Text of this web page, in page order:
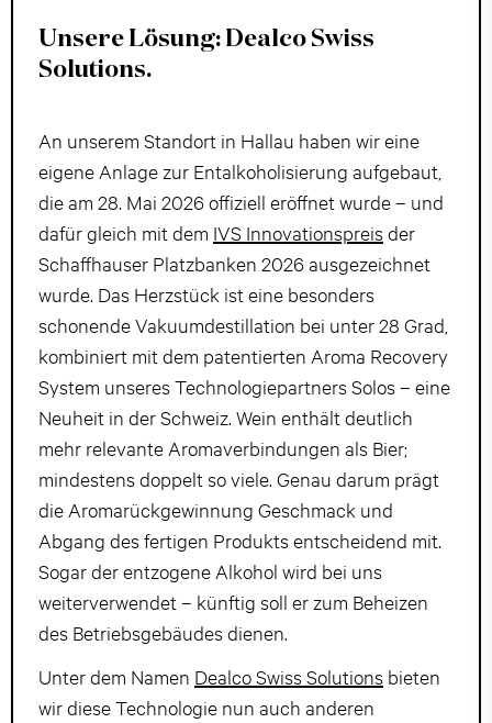
Unsere Lösung: Dealco Swiss
Solutions.
An unserem Standort in Hallau haben wir eine
eigene Anlage zur Entalkoholisierung aufgebaut,
die am 28. Mai 2026 offiziell eröffnet wurde – und
dafür gleich mit dem IVS Innovationspreisder
Schaffhauser Platzbanken 2026 ausgezeichnet
wurde. Das Herzstück ist eine besonders
schonende Vakuumdestillation bei unter 28 Grad,
kombiniert mit dem patentierten Aroma Recovery
System unseres Technologiepartners Solos – eine
Neuheit in der Schweiz. Wein enthält deutlich
mehr relevante Aromaverbindungen als Bier;
mindestens doppelt so viele. Genau darum prägt
die Aromarückgewinnung Geschmack und
Abgang des fertigen Produkts entscheidend mit.
Sogar der entzogene Alkohol wird bei uns
weiterverwendet – künftig soll er zum Beheizen
des Betriebsgebäudes dienen.
Unter dem Namen Dealco Swiss Solutions bieten
wir diese Technologie nun auch anderen